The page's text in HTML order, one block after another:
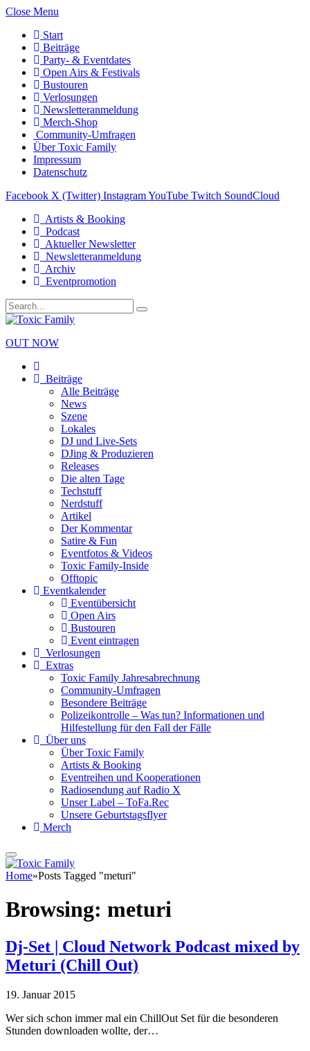
Close Menu
Start
Beiträge
Party- & Eventdates
Open Airs & Festivals
Bustouren
Verlosungen
Newsletteranmeldung
Merch-Shop
Community-Umfragen
Über Toxic Family
Impressum
Datenschutz
Facebook X (Twitter) InstagramYouTube Twitch SoundCloud
Artists & Booking
Podcast
Aktueller Newsletter
Newsletteranmeldung
Archiv
Eventpromotion
OUT NOW
Beiträge
Alle Beiträge
News
Szene
Lokales
DJ und Live-Sets
DJing & Produzieren
Releases
Die alten Tage
Techstuff
Nerdstuff
Artikel
Der Kommentar
Satire & Fun
Eventfotos & Videos
Toxic Family-Inside
Offtopic
Eventkalender
Eventübersicht
Open Airs
Bustouren
Event eintragen
Verlosungen
Extras
Toxic Family Jahresabrechnung
Community-Umfragen
Besondere Beiträge
Polizeikontrolle – Was tun? Informationen und
Hilfestellung für den Fall der Fälle
Über uns
Über Toxic Family
Artists & Booking
Eventreihen und Kooperationen
Radiosendung auf Radio X
Unser Label – ToFa.Rec
Unsere Geburtstagsflyer
Merch
Home»Posts Tagged "meturi"
Browsing: meturi
Dj-Set | Cloud Network Podcast mixed by
Meturi (Chill Out)
19. Januar 2015
Wer sich schon immer mal ein ChillOut Set für die besonderen
Stunden downloaden wollte, der…